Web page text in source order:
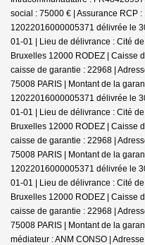
social : 75000 € | Assurance RCP
12022016000005371 délivrée le
01-01 | Lieu de délivrance : Cité
Bruxelles 12000 RODEZ | Caisse
caisse de garantie : 22968 |
75008 PARIS | Montant de la
12022016000005371 délivrée le
01-01 | Lieu de délivrance : Cité
Bruxelles 12000 RODEZ | Caisse
caisse de garantie : 22968 |
75008 PARIS | Montant de la
12022016000005371 délivrée le
01-01 | Lieu de délivrance : Cité
Bruxelles 12000 RODEZ | Caisse
caisse de garantie : 22968 |
75008 PARIS | Montant de la
médiateur : ANM CONSO |